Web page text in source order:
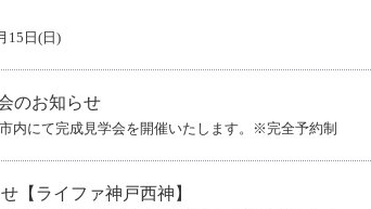
15日(日)
のお知らせ
内にて完成見学会を開催いたします。※完全予約制
【ライファ神戸西神】